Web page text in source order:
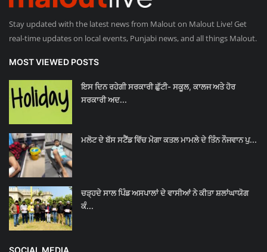
Stay updated with the latest news from Malout on Malout Live! Get
real-time updates on local events, Punjabi news, and all things Malout.
MOST VIEWED POSTS
ਇਸ ਦਿਨ ਰਹੇਗੀ ਸਰਕਾਰੀ ਛੁੱਟੀ- ਸਕੂਲ, ਕਾਲਜ ਅਤੇ ਹੋਰ
ਸਰਕਾਰੀ ਅਦ...
ਮਲੋਟ ਦੇ ਬੱਸ ਸਟੈਂਡ ਵਿੱਚ ਮੋਗਾ ਕਤਲ ਮਾਮਲੇ ਦੇ ਤਿੰਨ ਨੌਜਵਾਨ ਪੁ...
ਚੜ੍ਹਦੇ ਸਾਲ ਪਿੰਡ ਅਸਪਾਲਾਂ ਦੇ ਵਾਸੀਆਂ ਨੇ ਕੀਤਾ ਸ਼ਲਾਂਘਾਯੋਗ
ਕੰ...
SOCIAL MEDIA